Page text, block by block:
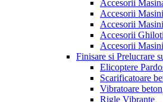
Accesorii
Accesorii
Accesorii
Accesorii
Accesorii
Finisare si Prelucrare
Elicoptere
Scarificatoare
Vibratoare beton
Rigle Vibrante